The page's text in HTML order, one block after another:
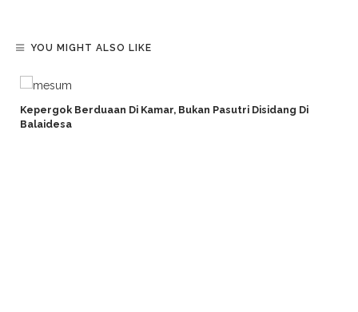
YOU MIGHT ALSO LIKE
Kepergok Berduaan Di Kamar, Bukan Pasutri Disidang Di
Balaidesa